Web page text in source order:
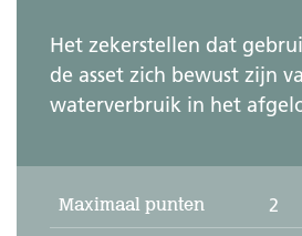
Het zekerstellen dat
de asset zich bewust zijn
waterverbruik in het
Maximaal punten 2